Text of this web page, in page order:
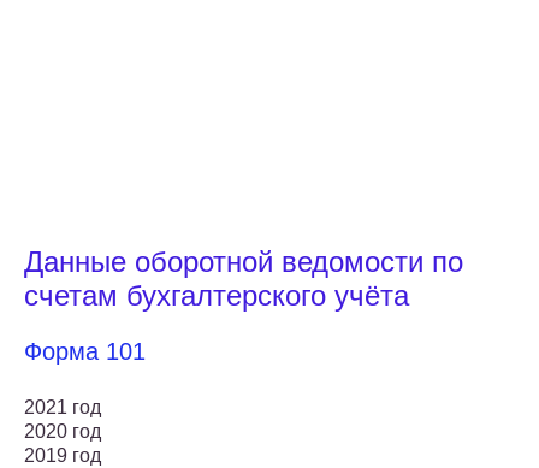
Данные оборотной ведомости по
счетам бухгалтерского учёта
Форма 101
2021 год
2020 год
2019 год